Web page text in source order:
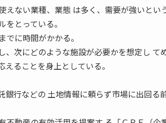
ない業種、業態 は多く、需要が強いという
とっている。
に時間がかかる。
次にどのような施設が必要かを想定し て
ることを身上としている。
行などの 土地情報に頼らず市場に出回る